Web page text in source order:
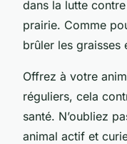
dans la lutte
prairie. Comme
brûler les graisses
Offrez à votre
réguliers, cela
santé. N’oubliez
animal actif et